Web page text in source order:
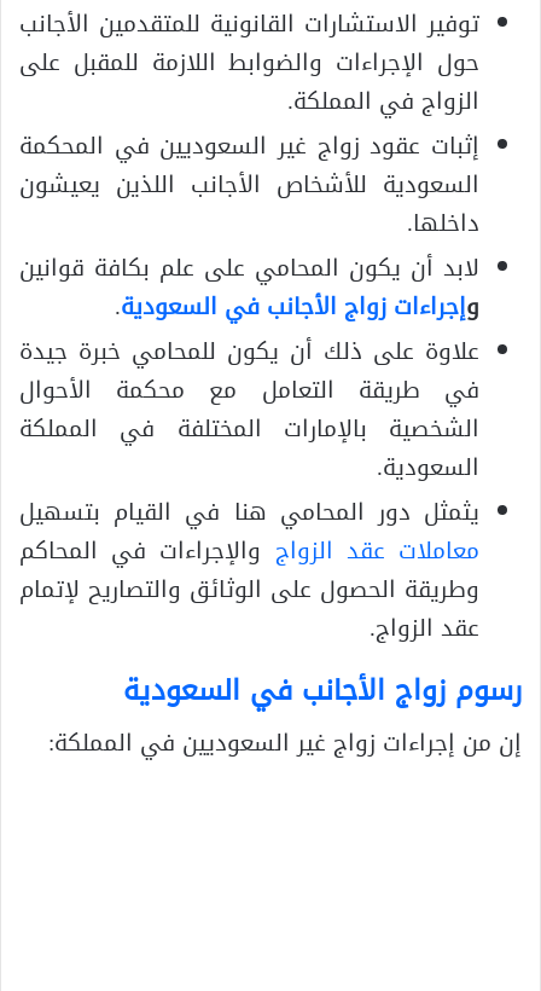
توفير الاستشارات القانونية للمتقدمين الأجانب
حول الإجراءات والضوابط اللازمة للمقبل على
الزواج في المملكة.
إثبات عقود زواج غير السعوديين في المحكمة
السعودية للأشخاص الأجانب اللذين يعيشون
داخلها.
لابد أن يكون المحامي على علم بكافة قوانين
وإجراءات زواج الأجانب في السعودية.
علاوة على ذلك أن يكون للمحامي خبرة جيدة
في طريقة التعامل مع محكمة الأحوال
الشخصية بالإمارات المختلفة في المملكة
السعودية.
يثمثل دور المحامي هنا في القيام بتسهيل
معاملات عقد الزواج والإجراءات في المحاكم
وطريقة الحصول على الوثائق والتصاريح لإتمام
عقد الزواج.
رسوم زواج الأجانب في السعودية
إن من إجراءات زواج غير السعوديين في المملكة: